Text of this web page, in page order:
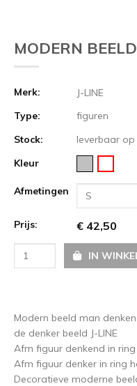
MODERN
Merk:
J-LINE
Type:
figuren
Stock:
leverbaar
Kleur
Afmetingen S
Prijs: € 42,50
IN
Modern beeld man
de denker beeld J-LINE
Afm figuur denkend in
Afm figuur denker in ring
Decoratieve moderne